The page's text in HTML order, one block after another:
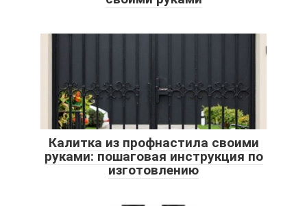
Калитка из профнастила своими
руками: пошаговая инструкция по
изготовлению